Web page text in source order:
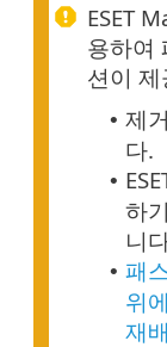
ESET
용하여
션이
• 제
다.
•
하
니
• 패
위
재